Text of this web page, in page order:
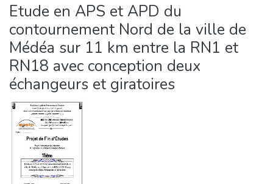
Etude en APS et APD du
contournement Nord de la ville de
Médéa sur 11 km entre la RN1 et
RN18 avec conception deux
échangeurs et giratoires